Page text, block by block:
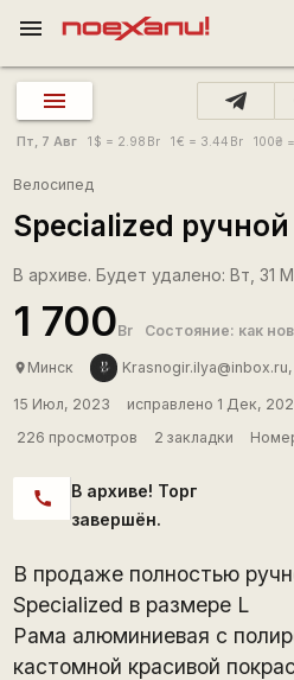
menu
Пт, 7 Авг 1 $ = 2.98 Br 1€ = 3.44 Br 100₴
Велосипед
Specialized
В архиве. Будет удалено: Вт, 31
1 700Br Состояние: как
place Минск
15 Июл, 2023 исправлено 1 Дек,
226 просмотров
2 закладки
call
В архиве! Торг
завершён.
В продаже полностью
Specialized в размере L
Рама алюминиевая с
кастомной красивой